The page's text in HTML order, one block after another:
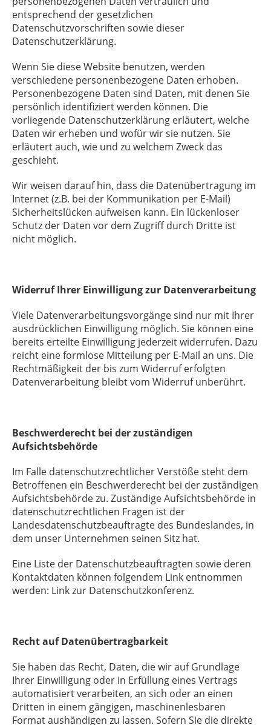
entsprechend der gesetzlichen
Datenschutzvorschriften sowie dieser
Datenschutzerklärung.
Wenn Sie diese Website benutzen, werden
verschiedene personenbezogene Daten erhoben.
Personenbezogene Daten sind Daten, mit denen Sie
persönlich identifiziert werden können. Die
vorliegende Datenschutzerklärung erläutert, welche
Daten wir erheben und wofür wir sie nutzen. Sie
erläutert auch, wie und zu welchem Zweck das
geschieht.
Wir weisen darauf hin, dass die Datenübertragung im
Internet (z.B. bei der Kommunikation per E-Mail)
Sicherheitslücken aufweisen kann. Ein lückenloser
Schutz der Daten vor dem Zugriff durch Dritte ist
nicht möglich.
Widerruf Ihrer Einwilligung zur Datenverarbeitung
Viele Datenverarbeitungsvorgänge sind nur mit Ihrer
ausdrücklichen Einwilligung möglich. Sie können eine
bereits erteilte Einwilligung jederzeit widerrufen. Dazu
reicht eine formlose Mitteilung per E-Mail an uns. Die
Rechtmäßigkeit der bis zum Widerruf erfolgten
Datenverarbeitung bleibt vom Widerruf unberührt.
Beschwerderecht bei der zuständigen
Aufsichtsbehörde
Im Falle datenschutzrechtlicher Verstöße steht dem
Betroffenen ein Beschwerderecht bei der zuständigen
Aufsichtsbehörde zu. Zuständige Aufsichtsbehörde in
datenschutzrechtlichen Fragen ist der
Landesdatenschutzbeauftragte des Bundeslandes, in
dem unser Unternehmen seinen Sitz hat.
Eine Liste der Datenschutzbeauftragten sowie deren
Kontaktdaten können folgendem Link entnommen
werden: Link zur Datenschutzkonferenz.
Recht auf Datenübertragbarkeit
Sie haben das Recht, Daten, die wir auf Grundlage
Ihrer Einwilligung oder in Erfüllung eines Vertrags
automatisiert verarbeiten, an sich oder an einen
Dritten in einem gängigen, maschinenlesbaren
Format aushändigen zu lassen. Sofern Sie die direkte